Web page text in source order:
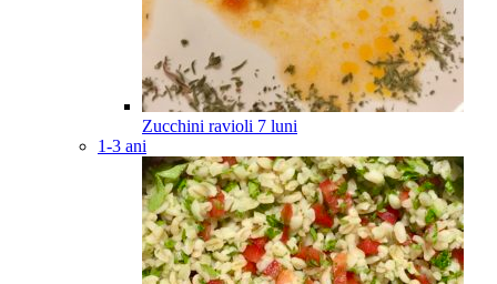
Zucchini ravioli 7 luni
1-3 ani